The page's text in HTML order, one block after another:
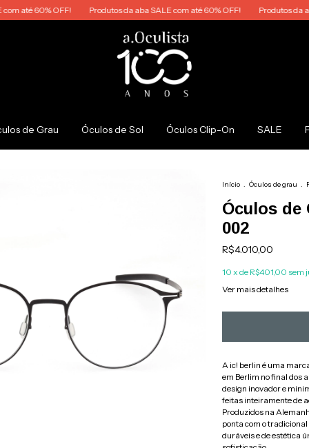
60% OFF! Produtos da aba SALE com até 60% OFF! Produtos da aba
de Grau Óculos de Sol Óculos Clip-On SALE
Início . Óculos de grau .
Óculos de
002
R$4.010,00
10 x de R$401,00 sem
Ver mais detalhes
A ic! berlin é uma
em Berlim no final dos
design inovador e
feitas inteiramente de
Produzidos na
ponta com o
duráveis e de estética